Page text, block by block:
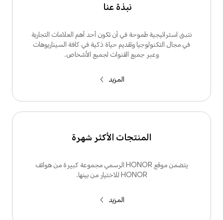
نبذة عنا
نتبنى استراتيجية طموحة في أن تكون أحد أهم العلامات التجارية
في مجال التكنولوجيا وتقديم حياة ذكية في كافة السيناريوهات
وعبر جميع القنوات لجميع الأشخاص.
المزيد
المنتجات الأكثر شهرة
يتضمن موقع HONOR الرسمي مجموعة كبيرة من هواتف
HONOR للاختيار من بينها.
المزيد